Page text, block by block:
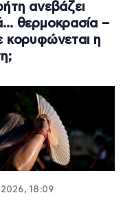
ανεβάζει
θερμοκρασία –
κορυφώνεται η
18:09